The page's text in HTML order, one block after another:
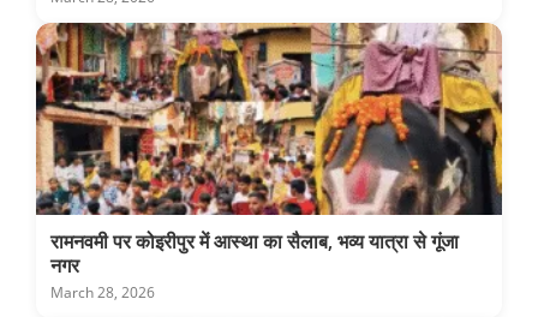
रामनवमी पर कोइरीपुर में आस्था का सैलाब, भव्य यात्रा से गूंजा
नगर
March 28, 2026